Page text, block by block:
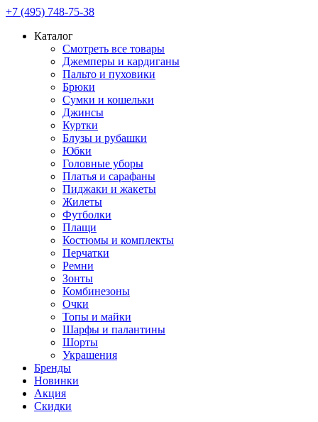
+7 (495) 748-75-38
Каталог
Смотреть все товары
Джемперы и кардиганы
Пальто и пуховики
Брюки
Сумки и кошельки
Джинсы
Куртки
Блузы и рубашки
Юбки
Головные уборы
Платья и сарафаны
Пиджаки и жакеты
Жилеты
Футболки
Плащи
Костюмы и комплекты
Перчатки
Ремни
Зонты
Комбинезоны
Очки
Топы и майки
Шарфы и палантины
Шорты
Украшения
Бренды
Новинки
Акция
Скидки